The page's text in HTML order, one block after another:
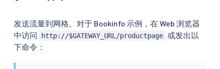
发送流量到网格。对于 Bookinfo 示例，在 Web 浏览器
中访问
http://$GATEWAY_URL/productpage 或发出以
下命令：